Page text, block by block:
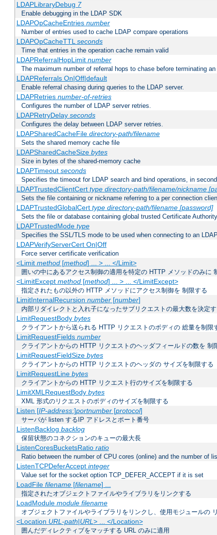
LDAPLibraryDebug 7
Enable debugging in the LDAP SDK
LDAPOpCacheEntries number
Number of entries used to cache LDAP compare operations
LDAPOpCacheTTLseconds
Time that entries in the operation cache remain valid
LDAPReferralHopLimit number
The maximum number of referral hops to chase before terminating
LDAPReferrals On|Off|default
Enable referral chasing during queries to the LDAP server.
LDAPRetries number-of-retries
Configures the number of LDAP server retries.
LDAPRetryDelay seconds
Configures the delay between LDAP server retries.
LDAPSharedCacheFile directory-path/filename
Sets the shared memory cache file
LDAPSharedCacheSize bytes
Size in bytes of the shared-memory cache
LDAPTimeout seconds
Specifies the timeout for LDAP search and bind operations, in
LDAPTrustedClientCert type directory-path/filename/nickname
Sets the file containing or nickname referring to a per connection
LDAPTrustedGlobalCert type directory-path/filename [password]
Sets the file or database containing global trusted Certificate
LDAPTrustedMode type
Specifies the SSL/TLS mode to be used when connecting to an
LDAPVerifyServerCert On|Off
Force server certificate verification
<Limit method[method] ... > ... </Limit>
囲いの中にあるアクセス制御の適用を特定の HTTP メソッドのみに
<LimitExcept method[method] ... > ... </LimitExcept>
指定されたもの以外の HTTP メソッドにアクセス制御を 制限する
LimitInternalRecursion number[number]
内部リダイレクトと入れ子になったサブリクエストの最大数を決定
LimitRequestBody bytes
クライアントから送られる HTTP リクエストのボディの 総量を制限
LimitRequestFields number
クライアントからの HTTP リクエストのヘッダフィールドの数を 制
LimitRequestFieldSize bytes
クライアントからの HTTP リクエストのヘッダの サイズを制限する
LimitRequestLine bytes
クライアントからの HTTP リクエスト行のサイズを制限する
LimitXMLRequestBody bytes
XML 形式のリクエストのボディのサイズを制限する
Listen [IP-address:]portnumber[protocol]
サーバが listen するIP アドレスとポート番号
ListenBacklog backlog
保留状態のコネクションのキューの最大長
ListenCoresBucketsRatio ratio
Ratio between the number of CPU cores (online) and the number of
ListenTCPDeferAccept integer
Value set for the socket option TCP_DEFER_ACCEPT if it is set
LoadFile filename[filename] ...
指定されたオブジェクトファイルやライブラリをリンクする
LoadModule module filename
オブジェクトファイルやライブラリをリンクし、使用モジュールの
<Location URL-path|URL> ... </Location>
囲んだディレクティブをマッチする URL のみに適用